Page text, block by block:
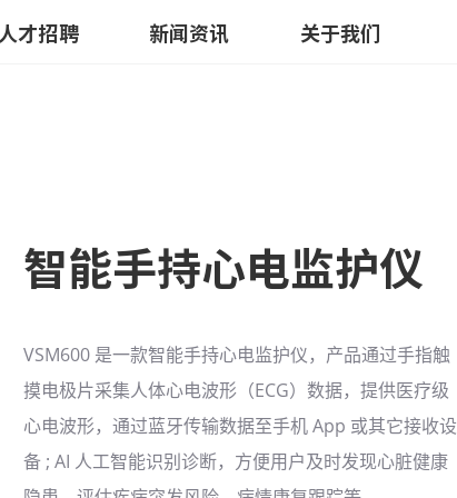
人才招聘 新闻资讯 关于我们
智能手持心电监护仪
VSM600 是一款智能手持心电监护仪，产品通过手指触
摸电极片采集人体心电波形（ECG）数据，提供医疗级
心电波形，通过蓝牙传输数据至手机 App 或其它接收设
备 ; AI 人工智能识别诊断，方便用户及时发现心脏健康